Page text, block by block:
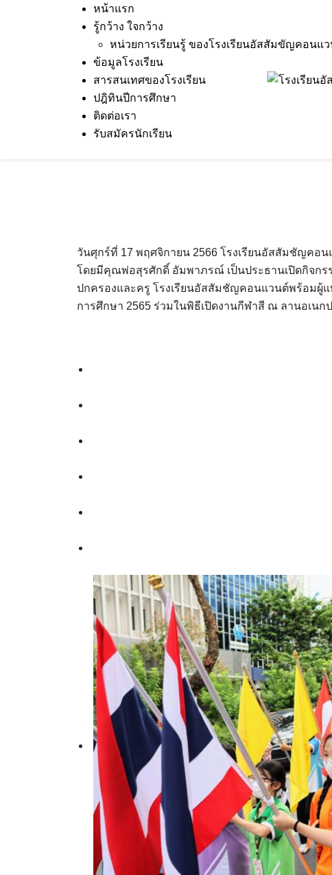
หน้าแรก
รู้กว้าง ใจกว้าง
หน่วยการเรียนรู้ ของโรงเรียนอัสสัมขัญคอนแ
ข้อมูลโรงเรียน
สารสนเทศของโรงเรียน
ปฎิทินปีการศึกษา
ติดต่อเรา
รับสมัครนักเรียน
20 Nov 2023 Terakeat Ontme กิจกรรม,สารสนเท
วันศุกร์ที่ 17 พฤศจิกายน 2566 โรงเรียนอัสสัมชัญคอน
โดยมีคุณพ่อสุรศักดิ์ อัมพาภรณ์ เป็นประธานเปิดกิจก
ปกครองและครู โรงเรียนอัสสัมชัญคอนแวนต์พร้อม
การศึกษา 2565 ร่วมในพิธีเปิดงานกีฬาสี ณ ลานอเน